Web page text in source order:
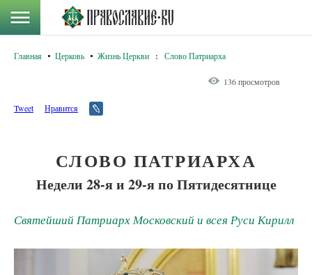
Главная Церковь Жизнь Церкви : Слово Патриарха
136 просмотров
Tweet Нравится
СЛОВО ПАТРИАРХА
Недели 28-я и 29-я по Пятидесятнице
Святейший Патриарх Московский и всея Руси Кирилл